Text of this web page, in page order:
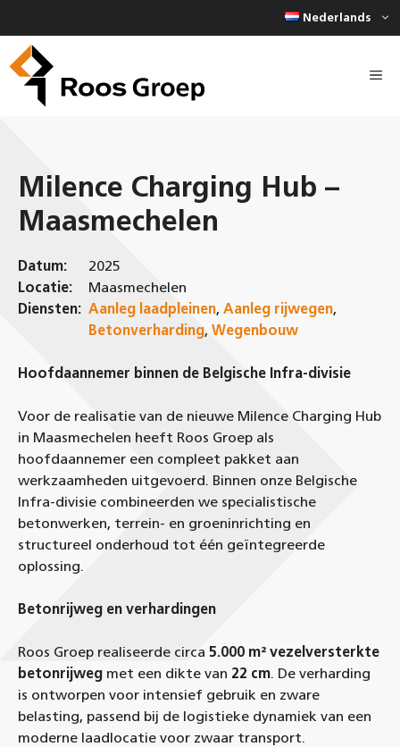
inhoud
Nederlands
Milence Charging Hub –
Maasmechelen
Datum:
2025
Locatie:
Maasmechelen
Diensten: Aanleg laadpleinen, Aanleg rijwegen,
Betonverharding, Wegenbouw
Hoofdaannemer binnen de Belgische Infra-divisie
Voor de realisatie van de nieuwe Milence Charging Hub
in Maasmechelen heeft Roos Groep als
hoofdaannemer een compleet pakket aan
werkzaamheden uitgevoerd. Binnen onze Belgische
Infra-divisie combineerden we specialistische
betonwerken, terrein- en groeninrichting en
structureel onderhoud tot één geïntegreerde
oplossing.
Betonrijweg en verhardingen
Roos Groep realiseerde circa 5.000 m² vezelversterkte
betonrijweg met een dikte van 22 cm. De verharding
is ontworpen voor intensief gebruik en zware
belasting, passend bij de logistieke dynamiek van een
moderne laadlocatie voor zwaar transport.